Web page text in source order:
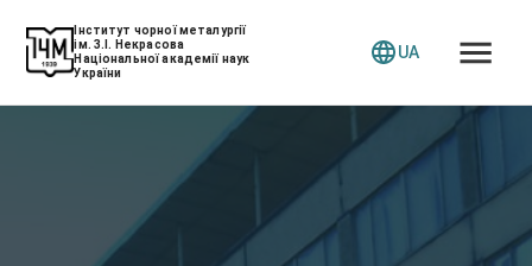
Інститут чорної металургії
ім. З.І. Некрасова
Національної академії наук
України
UA